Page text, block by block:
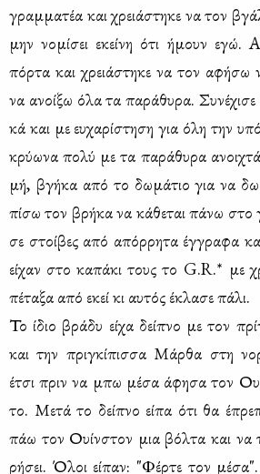
γραμ­μα­τέα και χρειά­στη­κε να τον
μην νο­μί­σει εκεί­νη ότι ήμουν εγώ.
πόρ­τα και χρειά­στη­κε να τον αφή­σω
να ανοί­ξω όλα τα πα­ρά­θυ­ρα.
κά και με ευ­χα­ρί­στη­ση για όλη την
κρύ­ω­να πο­λύ με τα πα­ρά­θυ­ρα
μή, βγή­κα από το δω­μά­τιο για να δω
πί­σω τον βρή­κα να κά­θε­ται πά­νω
σε στοί­βες από απόρ­ρη­τα έγ­γρα­φα
εί­χαν στο κα­πά­κι τους το G.R.* με
πέ­τα­ξα από εκεί κι αυ­τός έκλα­σε πά­λι.
Το ίδιο βρά­δυ εί­χα δεί­πνο με τον
και την πρι­γκί­πισ­σα Μάρ­θα στη
έτσι πριν να μπω μέ­σα άφη­σα τον
το. Με­τά το δεί­πνο εί­πα ότι θα
πάω τον Ουίν­στον μια βόλ­τα και
ρή­σει. Όλοι εί­παν: "Φέρ­τε τον